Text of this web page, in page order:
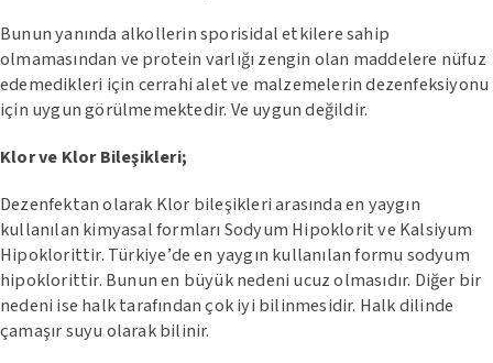
Bunun yanında alkollerin sporisidal etkilere sahip
olmamasından ve protein varlığı zengin olan maddelere nüfuz
edemedikleri için cerrahi alet ve malzemelerin dezenfeksiyonu
için uygun görülmemektedir. Ve uygun değildir.
Klor ve Klor Bileşikleri;
Dezenfektan olarak Klor bileşikleri arasında en yaygın
kullanılan kimyasal formları Sodyum Hipoklorit ve Kalsiyum
Hipoklorittir. Türkiye’de en yaygın kullanılan formu sodyum
hipoklorittir. Bunun en büyük nedeni ucuz olmasıdır. Diğer bir
nedeni ise halk tarafından çok iyi bilinmesidir. Halk dilinde
çamaşır suyu olarak bilinir.